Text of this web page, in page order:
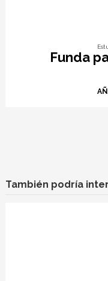
Funda
También podría